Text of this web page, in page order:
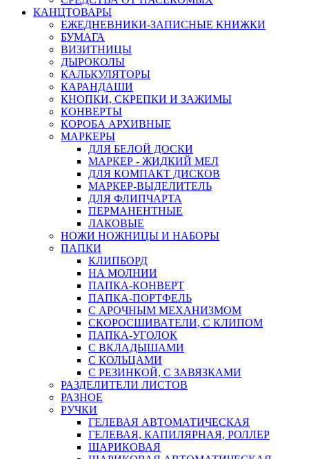
КАНЦТОВАРЫ
ЕЖЕДНЕВНИКИ-ЗАПИСНЫЕ КНИЖКИ
БУМАГА
ВИЗИТНИЦЫ
ДЫРОКОЛЫ
КАЛЬКУЛЯТОРЫ
КАРАНДАШИ
КНОПКИ, СКРЕПКИ И ЗАЖИМЫ
КОНВЕРТЫ
КОРОБА АРХИВНЫЕ
МАРКЕРЫ
ДЛЯ БЕЛОЙ ДОСКИ
МАРКЕР - ЖИДКИЙ МЕЛ
ДЛЯ КОМПАКТ ДИСКОВ
МАРКЕР-ВЫДЕЛИТЕЛЬ
ДЛЯ ФЛИПЧАРТА
ПЕРМАНЕНТНЫЕ
ЛАКОВЫЕ
НОЖИ НОЖНИЦЫ И НАБОРЫ
ПАПКИ
КЛИПБОРД
НА МОЛНИИ
ПАПКА-КОНВЕРТ
ПАПКА-ПОРТФЕЛЬ
С АРОЧНЫМ МЕХАНИЗМОМ
СКОРОСШИВАТЕЛИ, С КЛИПОМ
ПАПКА-УГОЛОК
С ВКЛАДЫШАМИ
С КОЛЬЦАМИ
С РЕЗИНКОЙ, С ЗАВЯЗКАМИ
РАЗДЕЛИТЕЛИ ЛИСТОВ
РАЗНОЕ
РУЧКИ
ГЕЛЕВАЯ АВТОМАТИЧЕСКАЯ
ГЕЛЕВАЯ, КАПИЛЯРНАЯ, РОЛЛЕР
ШАРИКОВАЯ